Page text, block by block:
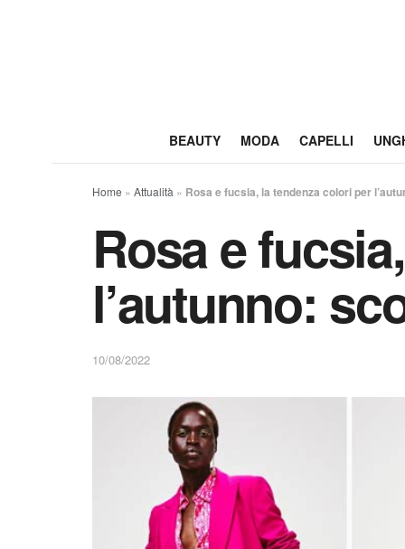
BEAUTY MODA CAPELLI
Home » Attualità » Rosa e fucsia, la tendenza colori per
Rosa e
l’autunno:
10/08/2022